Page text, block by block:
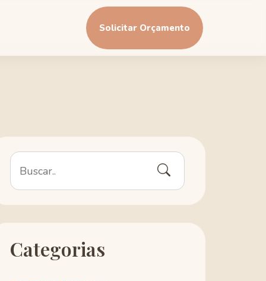
Solicitar Orçamento
Categorias